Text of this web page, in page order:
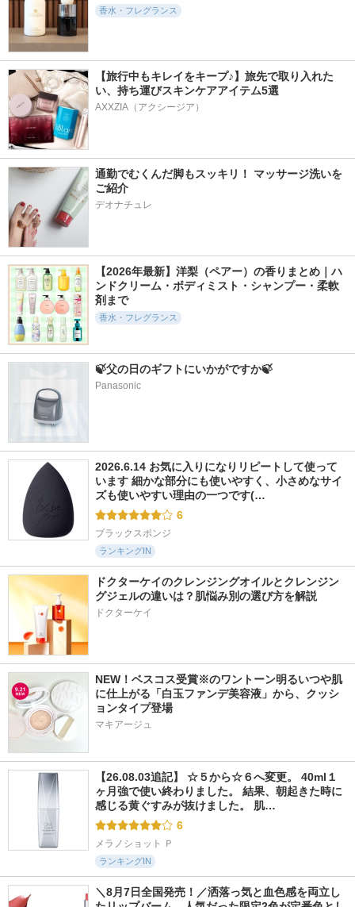
香水・フレグランス
【旅行中もキレイをキープ♪】旅先で取り入れた
い、持ち運びスキンケアアイテム5選
AXXZIA（アクシージア）
通勤でむくんだ脚もスッキリ！ マッサージ洗いを
ご紹介
デオナチュレ
【2026年最新】洋梨（ペアー）の香りまとめ｜ハ
ンドクリーム・ボディミスト・シャンプー・柔軟
剤まで
香水・フレグランス
🍃父の日のギフトにいかがですか🍃
Panasonic
2026.6.14 お気に入りになりリピートして使って
います 細かな部分にも使いやすく、小さめなサイ
ズも使いやすい理由の一つです(…
6
ブラックスポンジ
ランキングIN
ドクターケイのクレンジングオイルとクレンジン
グジェルの違いは？肌悩み別の選び方を解説
ドクターケイ
NEW！ベスコス受賞※のワントーン明るいつや肌
に仕上がる「白玉ファンデ美容液」から、クッシ
ョンタイプ登場
マキアージュ
【26.08.03追記】 ☆５から☆６へ変更。 40ml１
ヶ月強で使い終わりました。 結果、朝起きた時に
感じる黄ぐすみが抜けました。 肌…
6
メラノショット Ｐ
ランキングIN
＼8月7日全国発売！／洒落っ気と血色感を両立し